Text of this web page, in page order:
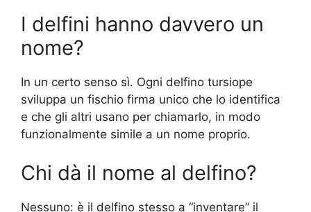
I delfini hanno davvero un
nome?
In un certo senso sì. Ogni delfino tursiope
sviluppa un fischio firma unico che lo identifica
e che gli altri usano per chiamarlo, in modo
funzionalmente simile a un nome proprio.
Chi dà il nome al delfino?
Nessuno: è il delfino stesso a “inventare” il